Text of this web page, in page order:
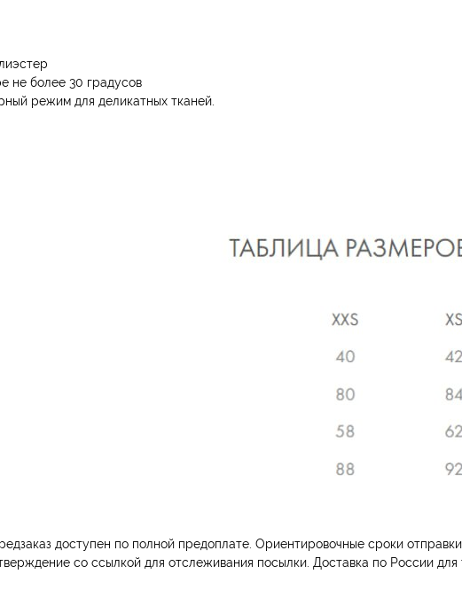
не более 30 градусов
режим для деликатных тканей.
доступен по полной предоплате. Ориентировочные сроки
со ссылкой для отслеживания посылки. Доставка по России